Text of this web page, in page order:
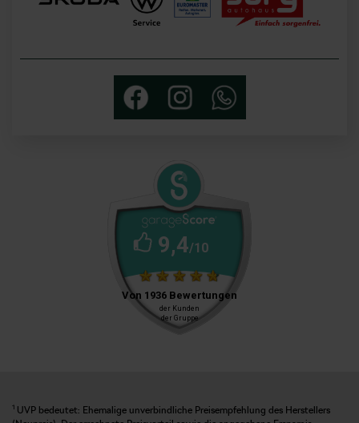
1 UVP bedeutet: Ehemalige unverbindliche Preisempfehlung des Herstellers